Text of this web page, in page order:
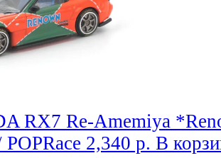
RX7 Re-Amemiya
2,340 р. В